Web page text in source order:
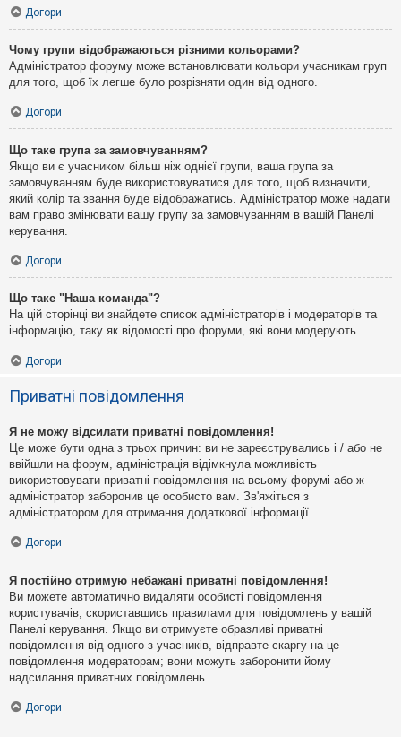
Догори
Чому групи відображаються різними кольорами?
Адміністратор форуму може встановлювати кольори учасникам груп
для того, щоб їх легше було розрізняти один від одного.
Догори
Що таке група за замовчуванням?
Якщо ви є учасником більш ніж однієї групи, ваша група за
замовчуванням буде використовуватися для того, щоб визначити,
який колір та звання буде відображатись. Адміністратор може надати
вам право змінювати вашу групу за замовчуванням в вашій Панелі
керування.
Догори
Що таке "Наша команда"?
На цій сторінці ви знайдете список адміністраторів і модераторів та
інформацію, таку як відомості про форуми, які вони модерують.
Догори
Приватні повідомлення
Я не можу відсилати приватні повідомлення!
Це може бути одна з трьох причин: ви не зареєструвались і / або не
ввійшли на форум, адміністрація відімкнула можливість
використовувати приватні повідомлення на всьому форумі або ж
адміністратор заборонив це особисто вам. Зв'яжіться з
адміністратором для отримання додаткової інформації.
Догори
Я постійно отримую небажані приватні повідомлення!
Ви можете автоматично видаляти особисті повідомлення
користувачів, скориставшись правилами для повідомлень у вашій
Панелі керування. Якщо ви отримуєте образливі приватні
повідомлення від одного з учасників, відправте скаргу на це
повідомлення модераторам; вони можуть заборонити йому
надсилання приватних повідомлень.
Догори